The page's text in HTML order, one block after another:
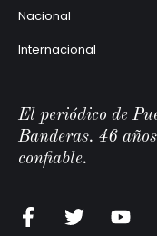
Nacional
Internacional
El periódico de
Banderas. 46
confiable.